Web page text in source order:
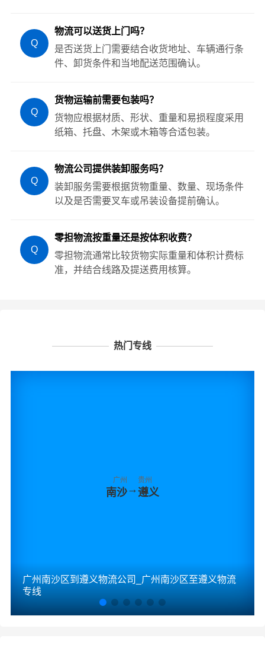
Q
物流可以送货上门吗？
是否送货上门需要结合收货地址、车辆通行条
件、卸货条件和当地配送范围确认。
Q
货物运输前需要包装吗？
货物应根据材质、形状、重量和易损程度采用
纸箱、托盘、木架或木箱等合适包装。
Q
物流公司提供装卸服务吗？
装卸服务需要根据货物重量、数量、现场条件
以及是否需要叉车或吊装设备提前确认。
Q
零担物流按重量还是按体积收费？
零担物流通常比较货物实际重量和体积计费标
准，并结合线路及提送费用核算。
热门专线
广州
南沙→
贵州
遵义
广州南沙区到遵义物流公司_广州南沙区至遵义物流
专线